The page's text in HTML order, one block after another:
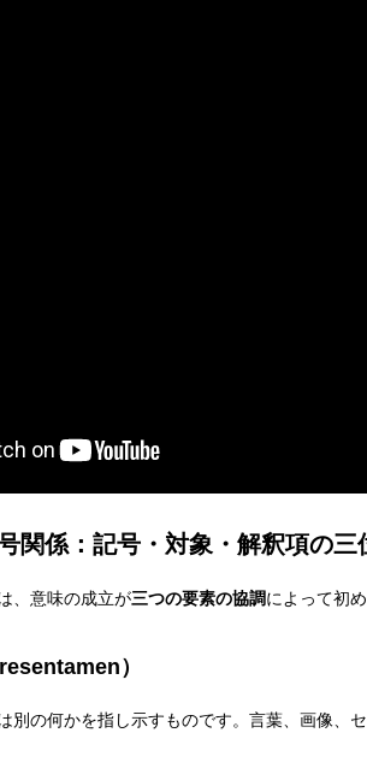
ジェントと観測者の違いとは？統一理論枠組
関係：記号・対象・解釈項の三
、意味の成立が三つの要素の協調によって初
）
別の何かを指し示すものです。言葉、画像、